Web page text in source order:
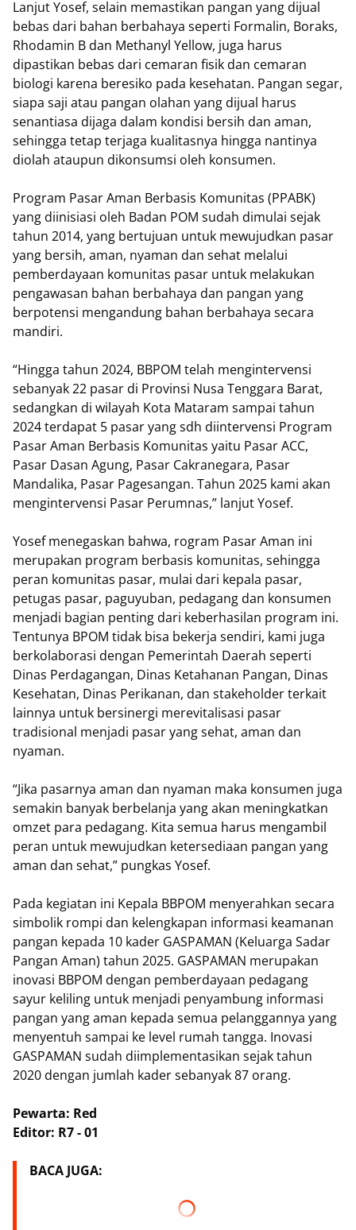
Lanjut Yosef, selain memastikan pangan yang dijual
bebas dari bahan berbahaya seperti Formalin, Boraks,
Rhodamin B dan Methanyl Yellow, juga harus
dipastikan bebas dari cemaran fisik dan cemaran
biologi karena beresiko pada kesehatan. Pangan segar,
siapa saji atau pangan olahan yang dijual harus
senantiasa dijaga dalam kondisi bersih dan aman,
sehingga tetap terjaga kualitasnya hingga nantinya
diolah ataupun dikonsumsi oleh konsumen.
Program Pasar Aman Berbasis Komunitas (PPABK)
yang diinisiasi oleh Badan POM sudah dimulai sejak
tahun 2014, yang bertujuan untuk mewujudkan pasar
yang bersih, aman, nyaman dan sehat melalui
pemberdayaan komunitas pasar untuk melakukan
pengawasan bahan berbahaya dan pangan yang
berpotensi mengandung bahan berbahaya secara
mandiri.
“Hingga tahun 2024, BBPOM telah mengintervensi
sebanyak 22 pasar di Provinsi Nusa Tenggara Barat,
sedangkan di wilayah Kota Mataram sampai tahun
2024 terdapat 5 pasar yang sdh diintervensi Program
Pasar Aman Berbasis Komunitas yaitu Pasar ACC,
Pasar Dasan Agung, Pasar Cakranegara, Pasar
Mandalika, Pasar Pagesangan. Tahun 2025 kami akan
mengintervensi Pasar Perumnas,” lanjut Yosef.
Yosef menegaskan bahwa, rogram Pasar Aman ini
merupakan program berbasis komunitas, sehingga
peran komunitas pasar, mulai dari kepala pasar,
petugas pasar, paguyuban, pedagang dan konsumen
menjadi bagian penting dari keberhasilan program ini.
Tentunya BPOM tidak bisa bekerja sendiri, kami juga
berkolaborasi dengan Pemerintah Daerah seperti
Dinas Perdagangan, Dinas Ketahanan Pangan, Dinas
Kesehatan, Dinas Perikanan, dan stakeholder terkait
lainnya untuk bersinergi merevitalisasi pasar
tradisional menjadi pasar yang sehat, aman dan
nyaman.
“Jika pasarnya aman dan nyaman maka konsumen juga
semakin banyak berbelanja yang akan meningkatkan
omzet para pedagang. Kita semua harus mengambil
peran untuk mewujudkan ketersediaan pangan yang
aman dan sehat,” pungkas Yosef.
Pada kegiatan ini Kepala BBPOM menyerahkan secara
simbolik rompi dan kelengkapan informasi keamanan
pangan kepada 10 kader GASPAMAN (Keluarga Sadar
Pangan Aman) tahun 2025. GASPAMAN merupakan
inovasi BBPOM dengan pemberdayaan pedagang
sayur keliling untuk menjadi penyambung informasi
pangan yang aman kepada semua pelanggannya yang
menyentuh sampai ke level rumah tangga. Inovasi
GASPAMAN sudah diimplementasikan sejak tahun
2020 dengan jumlah kader sebanyak 87 orang.
Pewarta: Red
Editor: R7 - 01
BACA JUGA: